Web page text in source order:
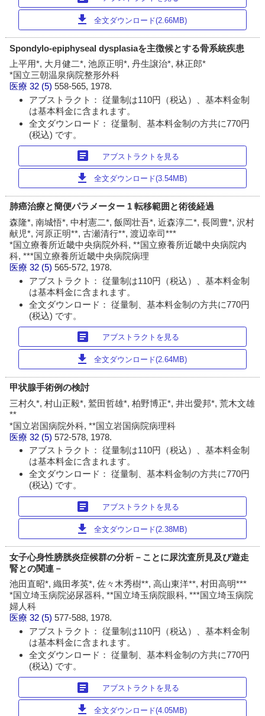
download 全文ダウンロード(2.66MB)
Spondylo-epiphyseal dysplasiaを主徴候とする骨系統疾患
上平用*, 大月健二*, 池原正明*, 丹生譲治*, 林正郎*
*国立三朝温泉病院整形外科
医療 32 (5)558-565, 1978.
アブストラクト： 従量制は110円（税込）、基本料金制
は基本料金に含まれます。
全文ダウンロード： 従量制、基本料金制の方共に770円
(税込) です。
article アブストラクトを見る
download 全文ダウンロード(3.54MB)
肺癌治療と簡便パラメーター 1 転移範囲と術後経過
森隆*, 南城悟*, 中村憲二*, 飯岡壮吾*, 近森淳二*, 長岡豊*, 沢村
献児*, 河原正明**, 古瀬清行**, 渡辺幸司***
*国立療養所近畿中央病院外科, **国立療養所近畿中央病院内
科, ***国立療養所近畿中央病院病理
医療 32 (5)565-572, 1978.
アブストラクト： 従量制は110円（税込）、基本料金制
は基本料金に含まれます。
全文ダウンロード： 従量制、基本料金制の方共に770円
(税込) です。
article アブストラクトを見る
download 全文ダウンロード(2.64MB)
甲状腺手術例の検討
三村久*, 村山正毅*, 鷲田哲雄*, 柏野博正*, 井出愛邦*, 荒木文雄
**
*国立岩国病院外科, **国立岩国病院病理科
医療 32 (5)572-578, 1978.
アブストラクト： 従量制は110円（税込）、基本料金制
は基本料金に含まれます。
全文ダウンロード： 従量制、基本料金制の方共に770円
(税込) です。
article アブストラクトを見る
download 全文ダウンロード(2.38MB)
女子心身性膀胱炎症候群の分析－ことに尿沈査所見及び遊走
腎との関連－
池田直昭*, 織田孝英*, 佐々木秀樹**, 高山東洋**, 村田高明***
*国立埼玉病院泌尿器科, **国立埼玉病院眼科, ***国立埼玉病院
婦人科
医療 32 (5)577-588, 1978.
アブストラクト： 従量制は110円（税込）、基本料金制
は基本料金に含まれます。
全文ダウンロード： 従量制、基本料金制の方共に770円
(税込) です。
article アブストラクトを見る
download 全文ダウンロード(4.05MB)